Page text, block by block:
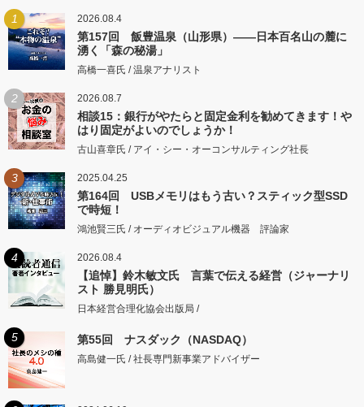
1 2026.08.4
第157回 飯豊温泉（山形県）――日本百名山の麓に
湧く「森の秘湯」
高橋一喜氏 / 温泉アナリスト
2 2026.08.7
相談15：銀行がやたらと固定金利を勧めてきます！や
はり固定がよいのでしょうか！
古山喜章氏 / アイ・シー・オーコンサルティング社長
3 2025.04.25
第164回 USBメモリはもう古い？スティック型SSD
で時短！
鴻池賢三氏 / オーディオビジュアル機器 評論家
4 2026.08.4
【追悼】鈴木敏文氏 言葉で伝える経営（ジャーナリ
スト 勝見明氏）
日本経営合理化協会出版局 /
5 第55回 ナスダック（NASDAQ）
高島健一氏 / 社長専門新事業アドバイザー